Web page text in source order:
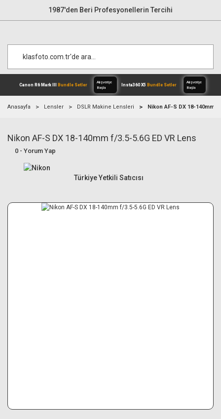
1987'den Beri Profesyonellerin Tercihi
Canon R6 Mark IIIBundle Setler
Alışverişe
Anasayfa Lensler DSLR Makine Lensleri Nikon AF-S DX 18-140mm f/
Nikon AF-S DX 18-140mm f/3.5-5.6G ED VR Lens
0 - Yorum Yap
Türkiye Yetkili Satıcısı